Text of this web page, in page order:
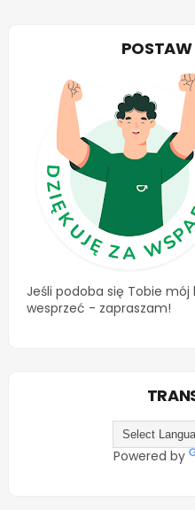
Jeśli podoba się Tobie
wesprzeć - zapraszam!
Powered by